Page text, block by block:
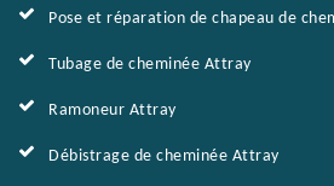
Pose et réparation de chapeau de
Tubage de cheminée Attray
Ramoneur Attray
Débistrage de cheminée Attray